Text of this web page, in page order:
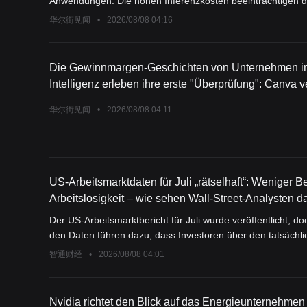
Grundmodell pro Einheit. Um Kosten zu kontrollieren, hat
von KI erst noch über die Zeit bewähren.
华尔街见闻 • 2026/08/08 04:16
Die Gewinnmargen-Geschichten von Unternehmen
Intelligenz erleben ihre erste "Überprüfung": Canva
华尔街见闻 • 2026/08/08 04:11
US-Arbeitsmarktdaten für Juli „rätselhaft“: Weniger
Arbeitslosigkeit – wie sehen Wall-Street-Analysten
Der US-Arbeitsmarktbericht für Juli wurde veröffentlicht,
den Daten führen dazu, dass Investoren über den
Arbeitsmarktes im Unklaren sind.
智通财经 • 2026/08/08 04:01
Nvidia richtet den Blick auf das